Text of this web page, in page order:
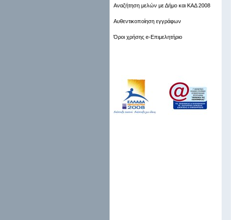
Αναζήτηση μελών με Δήμο και ΚΑΔ 2008
Αυθεντικοποίηση εγγράφων
Όροι χρήσης e-Επιμελητήριο